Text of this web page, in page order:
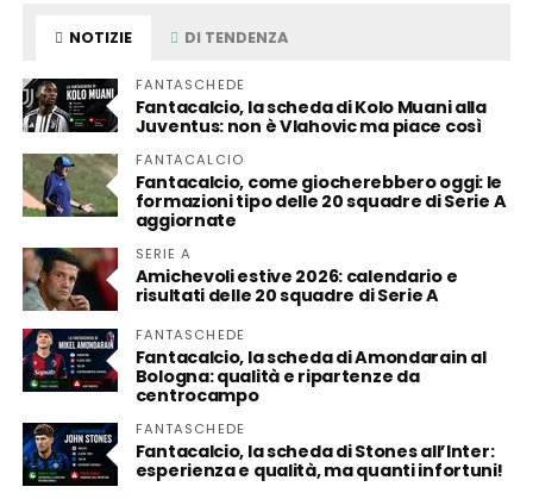
NOTIZIE DI TENDENZA
FANTASCHEDE
Fantacalcio, la scheda di Kolo Muani alla
Juventus: non è Vlahovic ma piace così
FANTACALCIO
Fantacalcio, come giocherebbero oggi: le
formazioni tipo delle 20 squadre di Serie A
aggiornate
SERIE A
Amichevoli estive 2026: calendario e
risultati delle 20 squadre di Serie A
FANTASCHEDE
Fantacalcio, la scheda di Amondarain al
Bologna: qualità e ripartenze da
centrocampo
FANTASCHEDE
Fantacalcio, la scheda di Stones all’Inter:
esperienza e qualità, ma quanti infortuni!